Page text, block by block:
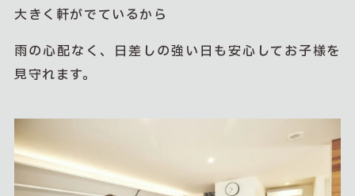
大きく軒がでているから
雨の心配なく、日差しの強い日も安心してお子様を
見守れます。